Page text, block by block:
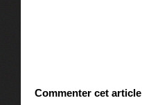
Commenter cet article